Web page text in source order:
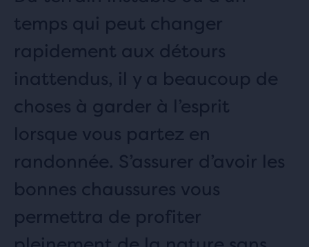
temps qui peut changer
rapidement aux détours
inattendus, il y a beaucoup de
choses à garder à l’esprit
lorsque vous partez en
randonnée. S’assurer d’avoir les
bonnes chaussures vous
permettra de profiter